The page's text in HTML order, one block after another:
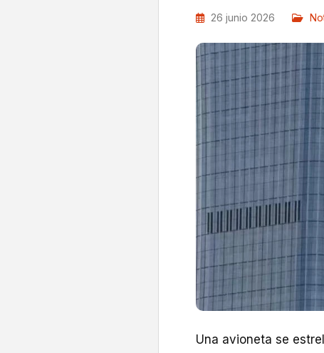
26 junio 2026
Una avioneta se